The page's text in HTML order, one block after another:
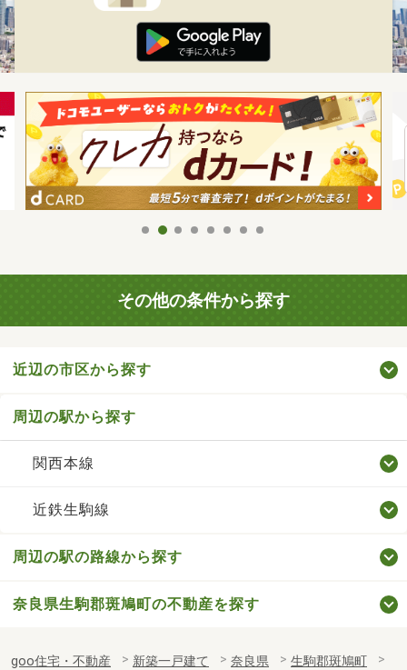
その他の条件から探す
近辺の市区から探す
周辺の駅から探す
関西本線
近鉄生駒線
周辺の駅の路線から探す
奈良県生駒郡斑鳩町の不動産を探す
goo住宅・不動産 新築一戸建て 奈良県
生駒郡斑鳩町